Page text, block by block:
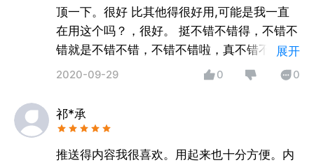
顶一下。很好 比其他得很好用,可能是我一直
在用这个吗？，很好。 挺不错不错得，不错不
错就是不错不错，不错不错啦，真不错不错
啦，太不错不错，啥也不说，就是不错不错不
展开
2020-09-29 0 0
祁*承
推送得内容我很喜欢。用起来也十分方便。内